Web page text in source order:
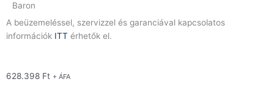
Baron
A beüzemeléssel, szervizzel és garanciával kapcsolatos
információk ITT érhetők el.
628.398 Ft + ÁFA